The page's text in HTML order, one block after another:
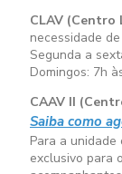
CLAV
necessidade
Segunda a
Domingos: 7h
CAAV II
Saiba como
Para a
exclusivo para